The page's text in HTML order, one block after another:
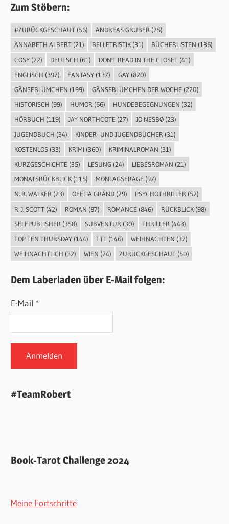
Zum Stöbern:
#ZURÜCKGESCHAUT(56) ANDREAS GRUBER(25)
ANNABETH ALBERT(21) BELLETRISTIK(31) BÜCHERLISTEN (136)
COSY(22) DEUTSCH (61) DON'T READ IN THE CLOSET(41)
ENGLISCH (397) FANTASY(137) GAY(820)
GÄNSEBLÜMCHEN (199) GÄNSEBLÜMCHEN DER WOCHE (220)
HISTORISCH (99) HUMOR(66) HUNDEBEGEGNUNGEN (32)
HÖRBUCH (119) JAY NORTHCOTE (27) JO NESBØ(23)
JUGENDBUCH (34) KINDER- UND JUGENDBÜCHER (31)
KOSTENLOS(33) KRIMI(360) KRIMINALROMAN (31)
KURZGESCHICHTE (35) LESUNG(24) LIEBESROMAN (21)
MONATSRÜCKBLICK(115) MONTAGSFRAGE (97)
N. R. WALKER(23) OFELIA GRÄND(29) PSYCHOTHRILLER(52)
R. J. SCOTT(42) ROMAN (87) ROMANCE (846) RÜCKBLICK(98)
SELFPUBLISHER (358) SUBVENTUR (30) THRILLER (443)
TOP TEN THURSDAY(144) TTT(146) WEIHNACHTEN (37)
WEIHNACHTLICH (32) WIEN (24) ZURÜCKGESCHAUT(50)
Dem Laberladen über E-Mail folgen:
E-Mail *
#TeamRobert
Book-Tarot Challenge 2024
Meine Fortschritte